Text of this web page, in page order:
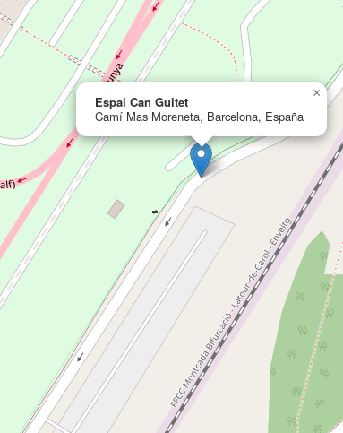
Espai Can Guitet
Camí Mas Moreneta, Barcelona, España
×